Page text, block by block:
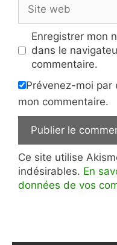
web
Enregistrer mon
dans le
commentaire.
Prévenez-moi par
mon commentaire.
Ce site utilise
indésirables. En
données de vos